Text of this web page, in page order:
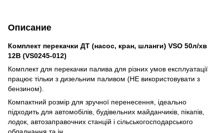
Описание
Комплект перекачки ДТ (насос, кран, шланги) VSO 50л/хв
12В (VS0245-012)
Комплект для перекачки палива для різних умов експлуатації
працює тільки з дизельним паливом (НЕ використовувати з
бензином).
Компактний розмір для зручної перенесення, ідеально
підходить для автомобілів, будівельних майданчиків, пікапів,
лодок, автозаправочних станцій і сільськогосподарського
обладнання та ін.